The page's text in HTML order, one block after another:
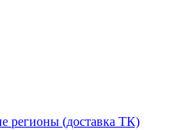
регионы (доставка ТК)